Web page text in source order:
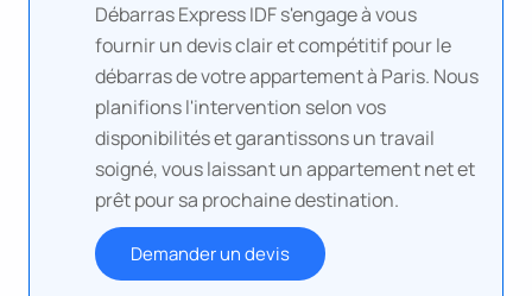
Débarras Express IDF s'engage à vous
fournir un devis clair et compétitif pour le
débarras de votre appartement à Paris. Nous
planifions l'intervention selon vos
disponibilités et garantissons un travail
soigné, vous laissant un appartement net et
prêt pour sa prochaine destination.
Demander un devis